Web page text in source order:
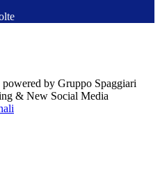
by Gruppo Spaggiari
& New Social Media